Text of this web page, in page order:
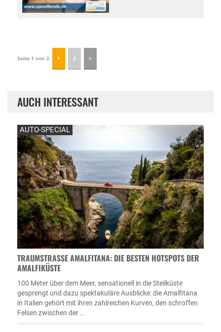
Seite 1 von 2 1 2
AUCH INTERESSANT
AUTO-SPECIAL
TRAUMSTRASSE AMALFITANA: DIE BESTEN HOTSPOTS DER A
MALFIKÜSTE
100 Meter über dem Meer, sensationell in die Steilküste
gesprengt und dazu spektakuläre Ausblicke: die Amalfitana
in Italien gehört mit ihren zahlreichen Kurven, den schroffen
Felsen zwischen der …